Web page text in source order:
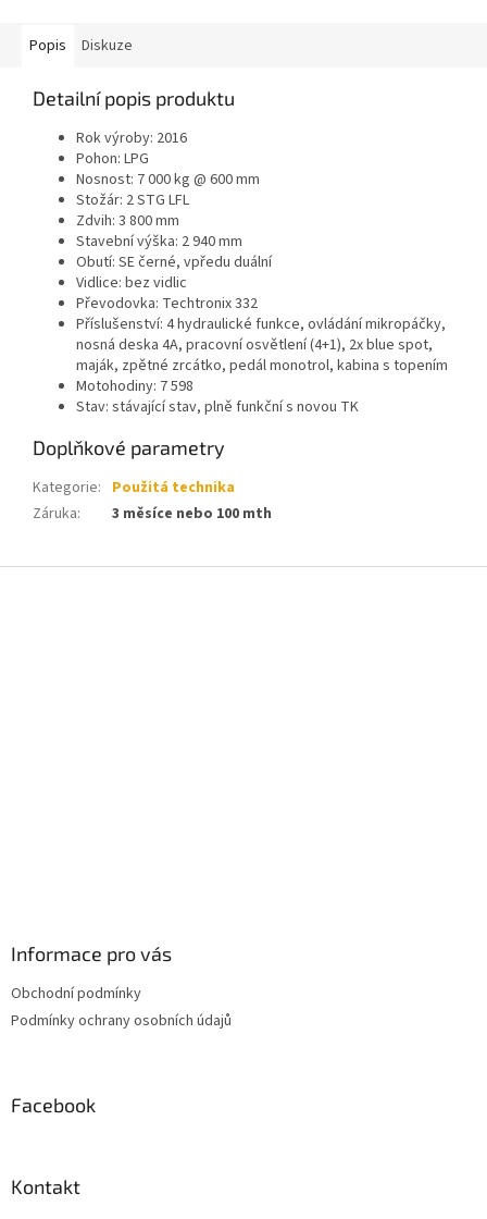
Popis Diskuze
Detailní popis produktu
Rok výroby: 2016
Pohon: LPG
Nosnost: 7 000 kg @ 600 mm
Stožár: 2 STG LFL
Zdvih: 3 800 mm
Stavební výška: 2 940 mm
Obutí: SE černé, vpředu duální
Vidlice: bez vidlic
Převodovka: Techtronix 332
Příslušenství: 4 hydraulické funkce, ovládání mikropáčky,
nosná deska 4A, pracovní osvětlení (4+1), 2x blue spot,
maják, zpětné zrcátko, pedál monotrol, kabina s topením
Motohodiny: 7 598
Stav: stávající stav, plně funkční s novou TK
Doplňkové parametry
Kategorie: Použitá technika
Záruka: 3 měsíce nebo 100 mth
Informace pro vás
Obchodní podmínky
Podmínky ochrany osobních údajů
Facebook
Kontakt